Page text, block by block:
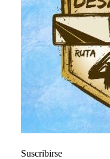
Suscribirse